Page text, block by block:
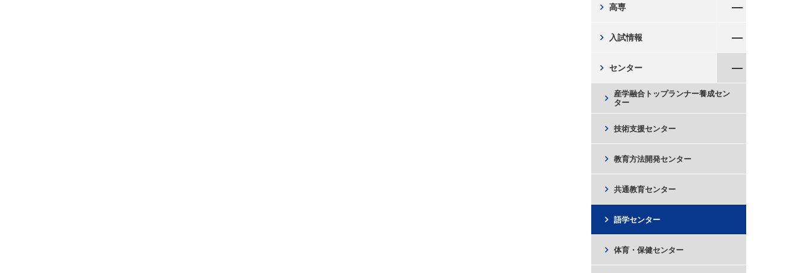
高専
chevron_right
入試情報
chevron_right
センター
chevron_right
産学融合トップランナー養成セン
ター
chevron_right
技術支援センター
chevron_right
教育方法開発センター
chevron_right
共通教育センター
chevron_right
語学センター
chevron_right
体育・保健センター
chevron_right